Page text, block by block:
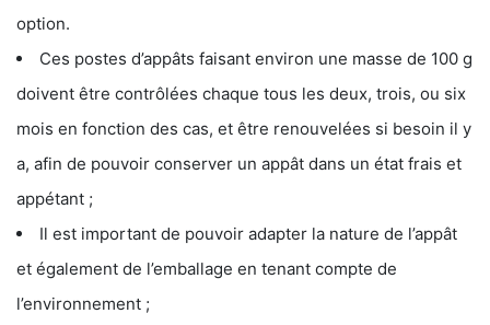
option.
Ces postes d’appâts faisant environ une masse de 100 g
doivent être contrôlées chaque tous les deux, trois, ou six
mois en fonction des cas, et être renouvelées si besoin il y
a, afin de pouvoir conserver un appât dans un état frais et
appétant ;
Il est important de pouvoir adapter la nature de l’appât
et également de l’emballage en tenant compte de
l’environnement ;